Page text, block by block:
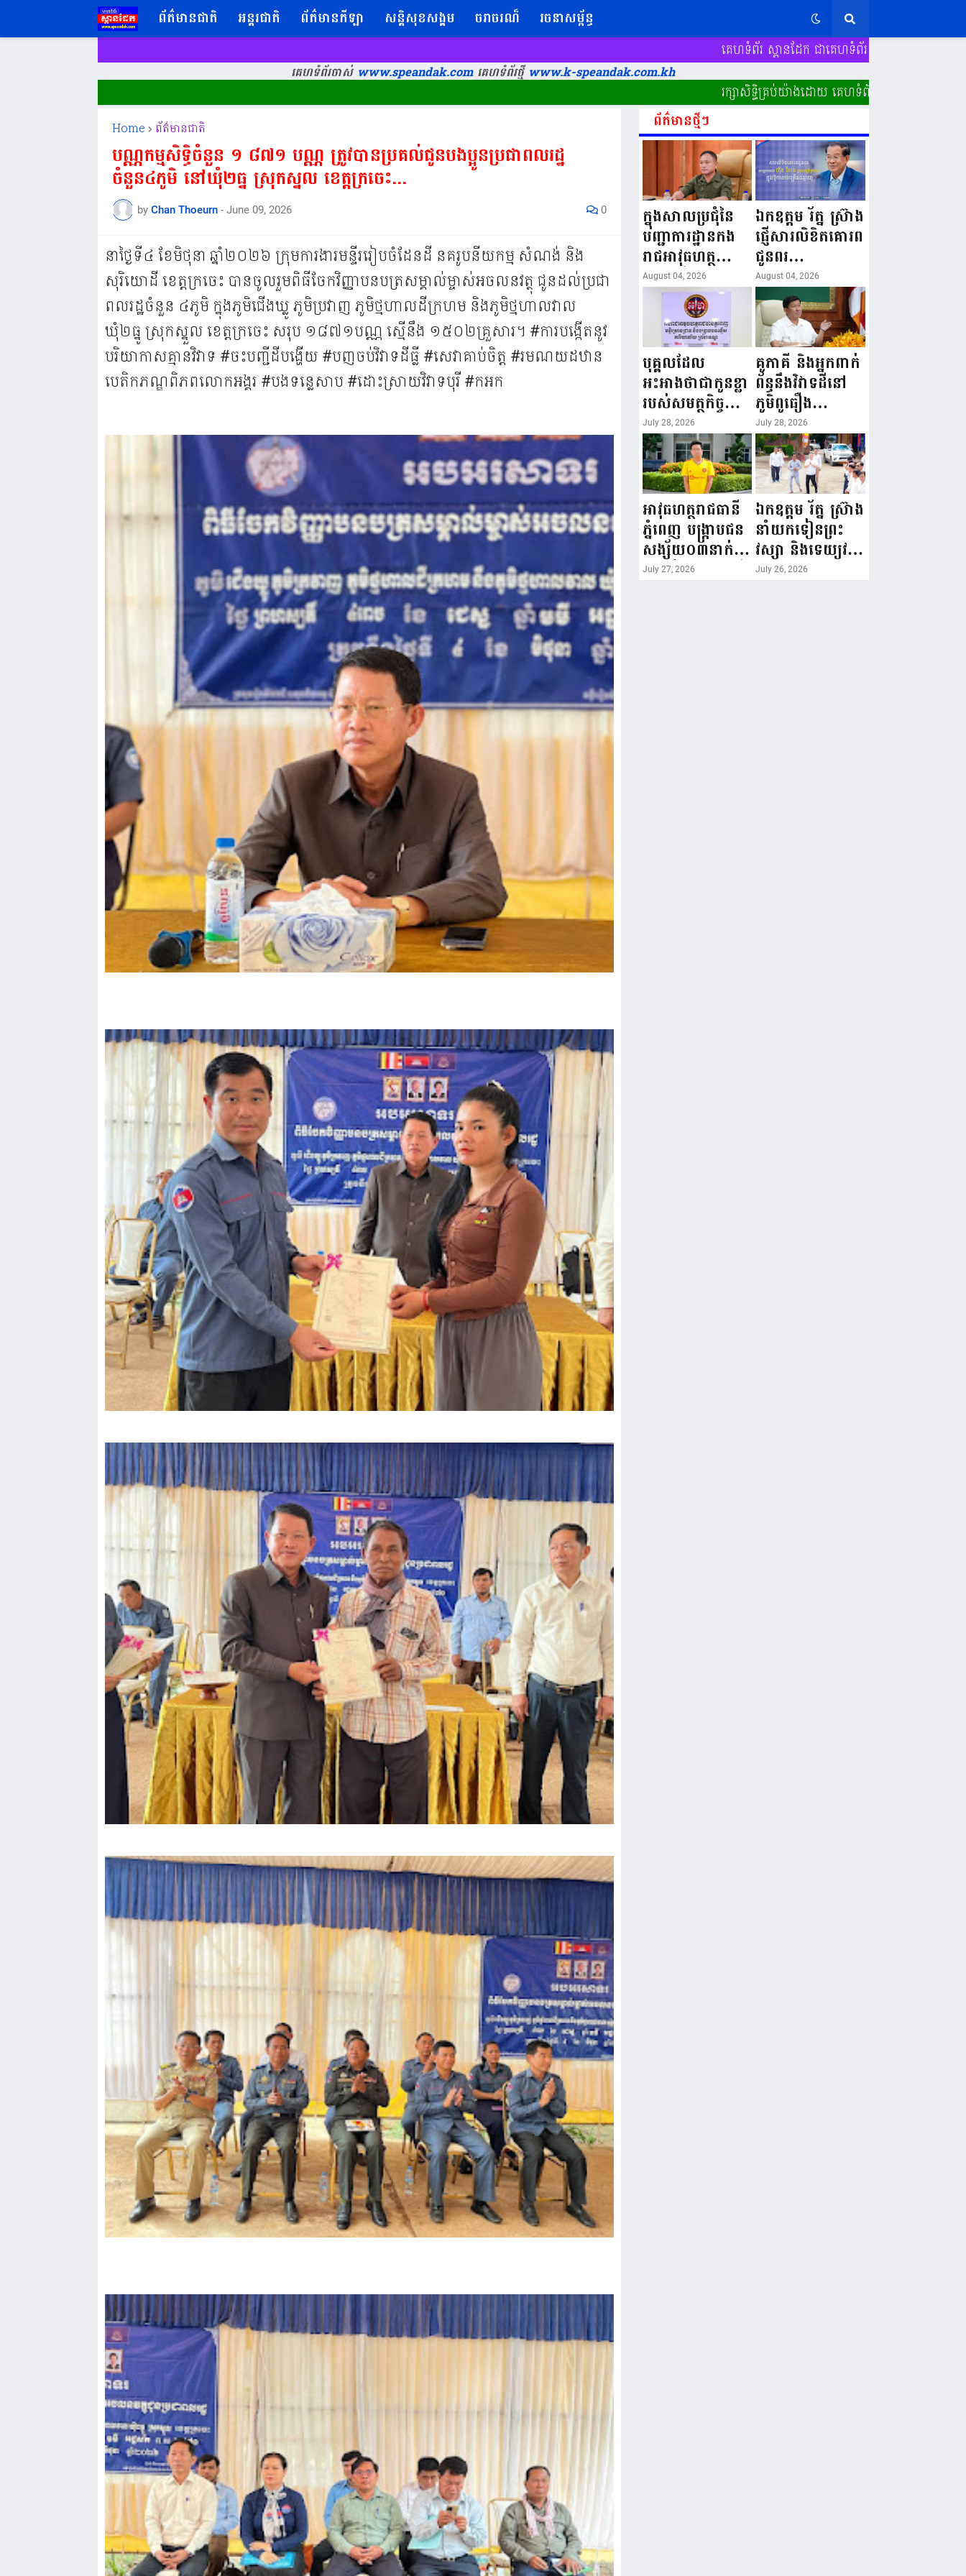
ព័ត៌មានជាតិ អន្តរជាតិ ព័ត៌មានកីឡា សន្តិសុខសង្គម ចរាចរណ៏
រចនាសម្ព័ន្ធ
គេហទំព័រ ស្ពានដែក​ ជាគេហទំព័រ ដែនជាតិ "www.k-
គេហទំព័រចាស់www.speandak.comគេហទំព័រថ្មីwww.k-speandak.com.kh
រក្សាសិទ្ធិគ្រប់យ៉ាងដោយ គេហទំព័រ ស្ពានដែក​
Home ព័ត៌មានជាតិ
បណ្ណកម្មសិទ្ធិចំនួន ១ ៨៧១ បណ្ណ ត្រូវបានប្រគល់ជូនបងប្អូនប្រជាពលរដ្ឋ
ចំនួន៤ភូមិ នៅឃុំ២ធ្នូ ស្រុកស្នួល ខេត្តក្រចេះ...
by Chan Thoeurn - June 09, 2026 0
នាថ្ងៃ​ទី​៤ ខែ​មិថុនា ឆ្នាំ​២០២៦ ក្រុមការងារមន្ទីរ​រៀបចំ​ដែនដី​ នគរូបនីយកម្ម​ សំណង់​ និង
សុរិយោដី ខេត្តក្រចេះ​ បានចូលរួមពិធីចែកវិញ្ញាបនបត្រសម្គាល់ម្ចាស់អចលនវត្ថុ ជូនដល់ប្រជា
ពលរដ្ឋចំនួន ៤ភូមិ ក្នុងភូមិជេីងឃ្លូ ភូមិប្រវាញ ភូមិថ្មហាលដីក្រហម និងភូមិថ្មហាលវាល
ឃុំ២ធ្នូ ស្រុកស្នួល ខេត្តក្រចេះ សរុប​ ១៨៧១បណ្ណ​ ស្មេីនឹង​ ១៥០២គ្រួសារ​។ #ការបង្កើតនូវ
បរិយាកាសគ្មានវិវាទ #ចះបញ្ជីដីបង្ហើយ #បញចប់វិវាទដីធ្លី #សេវាគាប់ចិត្ត #រមណយដឋាន
បេតិកភណ្ឌពិភពលោកអង្គរ #បងទន្លេសាប #ដោះស្រាយវិវាទបុរី​ #កអក
ព័ត៌មានថ្មីៗ
ក្នុងសាលប្រជុំនៃ
បញ្ជាការដ្ឋានកង
រាជអាវុធហត្ថ
រាជធានីភ្នំពេញ តែ
មិនមែនប្រជុំ តើអ្វី?
August 04, 2026
ឯកឧត្តម រ័ត្ន ស្រ៊ាង
ផ្ញើសារលិខិតគោរព
ជូនពរ
សម្ដេចតេជោ ហ៊ុន
សែន ក្នុងឱកាស
ចម្រើនជន្មាយុ
August 04, 2026
បុគ្គលដែល
អះអាងថាជាកូនខ្លា
របស់សមត្ថកិច្ច
ពេលនេះត្រូវបាន
អាវុធហត្ថរាជធានី
ភ្នំពេញ ឃាត់ខ្លួន
បានហើយ!
July 28, 2026
គូភាគី និងអ្នកពាក់
ព័ន្ធនឹងវិវាទដីនៅ
ភូមិពូធឿង
សង្កាត់បិតត្រាំង
ក្រុងកំពង់សោម
ខេត្តព្រះសីហនុ
បានស្រុះស្រួល
ឯកភាពយក
គោលការណ៍ឈ្នះ-
ឈ្នះ ដើម្បីដោះ
ស្រាយបញ្ចប់ករណី
July 28, 2026
អាវុធហត្ថរាជធានី
ភ្នំពេញ បង្ក្រាបជន
សង្ស័យ០៣នាក់
ពាក់ព័ន្ធ០៣ករណី
July 27, 2026
ឯកឧត្តម រ័ត្ន ស្រ៊ាង
នាំយកទៀនព្រះ
វស្សា និងទេយ្យវត្ថុ
ប្រគេនព្រះសង្ឃគង់
July 26, 2026